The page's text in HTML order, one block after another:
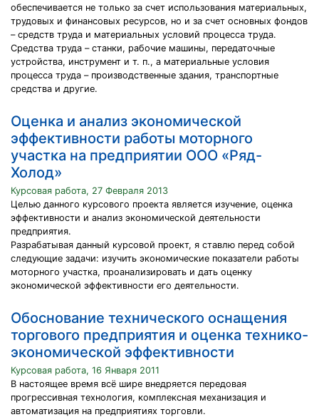
обеспечивается не только за счет использования материальных,
трудовых и финансовых ресурсов, но и за счет основных фондов
– средств труда и материальных условий процесса труда.
Средства труда – станки, рабочие машины, передаточные
устройства, инструмент и т. п., а материальные условия
процесса труда – производственные здания, транспортные
средства и другие.
Оценка и анализ экономической
эффективности работы моторного
участка на предприятии ООО «Ряд-
Холод»
Курсовая работа, 27 Февраля 2013
Целью данного курсового проекта является изучение, оценка
эффективности и анализ экономической деятельности
предприятия.
Разрабатывая данный курсовой проект, я ставлю перед собой
следующие задачи: изучить экономические показатели работы
моторного участка, проанализировать и дать оценку
экономической эффективности его деятельности.
Обоснование технического оснащения
торгового предприятия и оценка технико-
экономической эффективности
Курсовая работа, 16 Января 2011
В настоящее время всё шире внедряется передовая
прогрессивная технология, комплексная механизация и
автоматизация на предприятиях торговли.